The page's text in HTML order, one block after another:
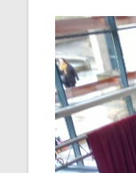
publication :